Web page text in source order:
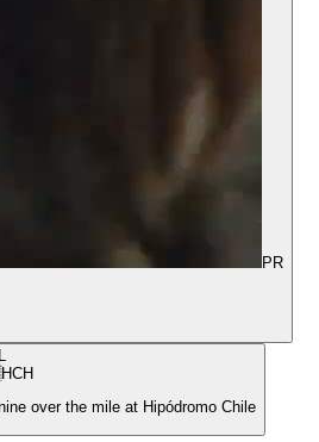
PR
L
HCH
over the mile at Hipódromo Chile